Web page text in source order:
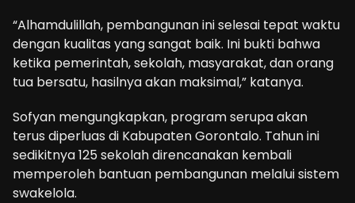
“Alhamdulillah, pembangunan ini selesai tepat waktu
dengan kualitas yang sangat baik. Ini bukti bahwa
ketika pemerintah, sekolah, masyarakat, dan orang
tua bersatu, hasilnya akan maksimal,” katanya.
Sofyan mengungkapkan, program serupa akan
terus diperluas di Kabupaten Gorontalo. Tahun ini
sedikitnya 125 sekolah direncanakan kembali
memperoleh bantuan pembangunan melalui sistem
swakelola.